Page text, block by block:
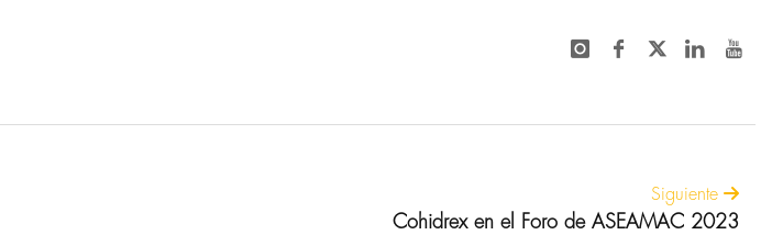
Siguiente
Cohidrex en el Foro de ASEAMAC 2023